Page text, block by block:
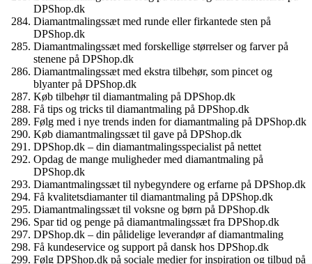
DPShop.dk
Diamantmalingssæt med runde eller firkantede sten på
DPShop.dk
Diamantmalingssæt med forskellige størrelser og farver på
stenene på DPShop.dk
Diamantmalingssæt med ekstra tilbehør, som pincet og
blyanter på DPShop.dk
Køb tilbehør til diamantmaling på DPShop.dk
Få tips og tricks til diamantmaling på DPShop.dk
Følg med i nye trends inden for diamantmaling på DPShop.dk
Køb diamantmalingssæt til gave på DPShop.dk
DPShop.dk – din diamantmalingsspecialist på nettet
Opdag de mange muligheder med diamantmaling på
DPShop.dk
Diamantmalingssæt til nybegyndere og erfarne på DPShop.dk
Få kvalitetsdiamanter til diamantmaling på DPShop.dk
Diamantmalingssæt til voksne og børn på DPShop.dk
Spar tid og penge på diamantmalingssæt fra DPShop.dk
DPShop.dk – din pålidelige leverandør af diamantmaling
Få kundeservice og support på dansk hos DPShop.dk
Følg DPShop.dk på sociale medier for inspiration og tilbud på